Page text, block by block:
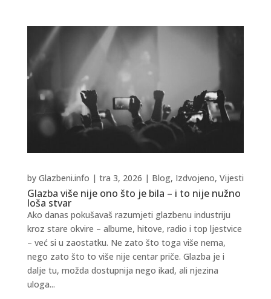
Glazba više nije ono što je bila – i to nije nužno
loša stvar
by Glazbeni.info | tra 3, 2026 | Blog, Izdvojeno, Vijesti
Ako danas pokušavaš razumjeti glazbenu industriju
kroz stare okvire – albume, hitove, radio i top ljestvice
– već si u zaostatku. Ne zato što toga više nema,
nego zato što to više nije centar priče. Glazba je i
dalje tu, možda dostupnija nego ikad, ali njezina
uloga...